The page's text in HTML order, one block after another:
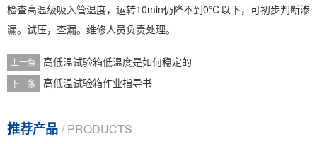
检查高温级吸入管温度，运转10min仍降不到0℃以下，可初步判断渗
漏。试压，查漏。维修人员负责处理。
上一条 高低温试验箱低温度是如何稳定的
下一条 高低温试验箱作业指导书
推荐产品 / PRODUCTS